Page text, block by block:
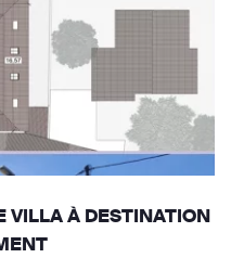
VILLA À DESTINATION